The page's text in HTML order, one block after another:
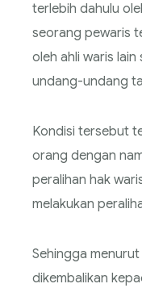
terlebih dahulu
seorang pewaris
oleh ahli waris
undang-undang
Kondisi tersebut
orang dengan
peralihan hak
melakukan
Sehingga
dikembalikan